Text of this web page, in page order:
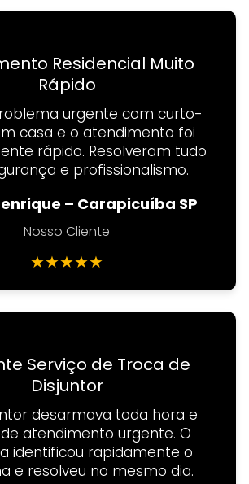
Residencial Muito
Rápido
urgente com curto-
casa e o atendimento foi
rápido. Resolveram tudo
e profissionalismo.
– Carapicuíba SP
Nosso Cliente
★★★★★
Serviço de Troca de
Disjuntor
desarmava toda hora e
atendimento urgente. O
identificou rapidamente o
e resolveu no mesmo dia.